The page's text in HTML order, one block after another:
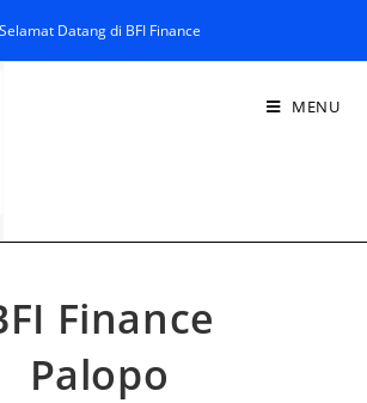
Selamat Datang di BFI Finance
MENU
Finance
Palopo